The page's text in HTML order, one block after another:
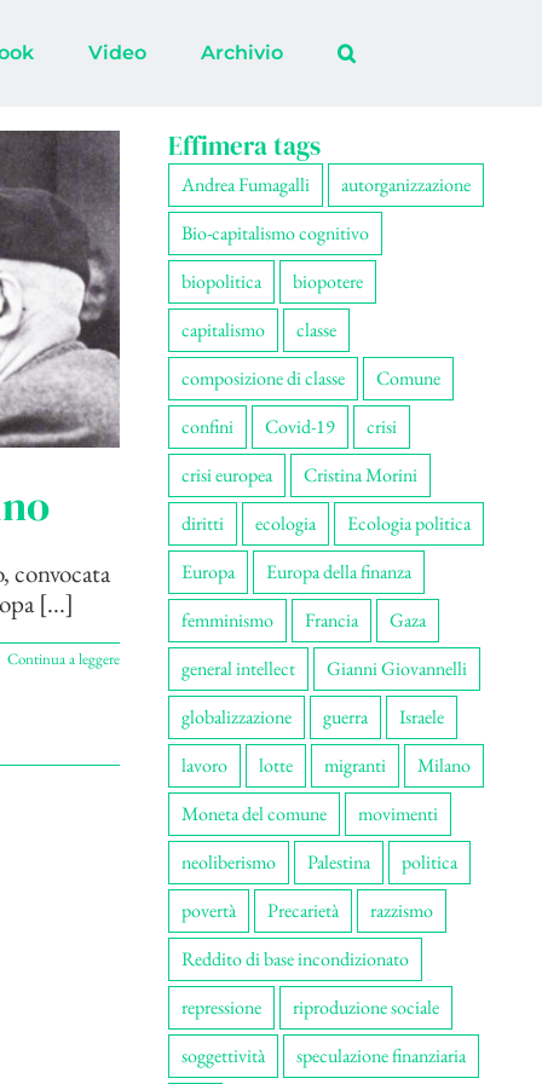
Video Archivio
convocata
[...]
Continua a leggere
Effimera tags
Andrea Fumagalli
autorganizzazione
Bio-capitalismo cognitivo
biopolitica
biopotere
capitalismo
classe
composizione di classe
Comune
confini
Covid-19
crisi
crisi europea
Cristina Morini
diritti
ecologia
Ecologia politica
Europa
Europa della finanza
femminismo
Francia
Gaza
general intellect
Gianni Giovannelli
globalizzazione
guerra
Israele
lavoro
lotte migranti
Milano
Moneta del comune
movimenti
neoliberismo
Palestina
politica
povertà
Precarietà
razzismo
Reddito di base incondizionato
repressione
riproduzione sociale
soggettività
speculazione finanziaria